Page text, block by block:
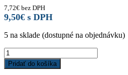
7,72€ bez DPH
9,50€ s DPH
5 na sklade (dostupné na objednávku)
Ložisko
6008
2RS1
Pridať do košíka